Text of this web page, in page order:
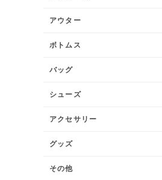
アウター
ボトムス
バッグ
シューズ
アクセサリー
グッズ
その他